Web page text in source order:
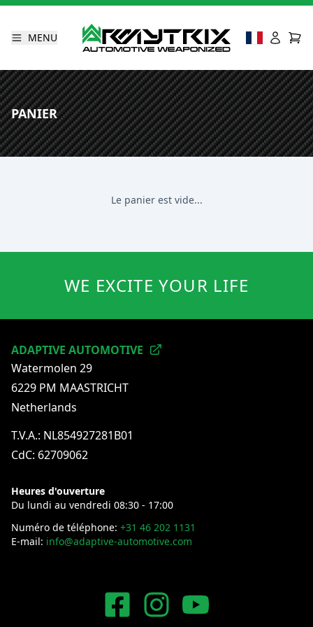
MENU
PANIER
Le panier est vide...
WE EXCITE YOUR LIFE
ADAPTIVE AUTOMOTIVE
Watermolen 29
6229 PM MAASTRICHT
Netherlands
T.V.A.: NL854927281B01
CdC: 62709062
Heures d'ouverture
Du lundi au vendredi 08:30 - 17:00
Numéro de téléphone: +31 46 202 1131
E-mail: info@adaptive-automotive.com